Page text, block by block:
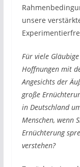
unsere
Für viele
Hoffnungen mit
Angesichts der
große
in Deutschland
Menschen, wenn
Ernüchterung
verstehen?